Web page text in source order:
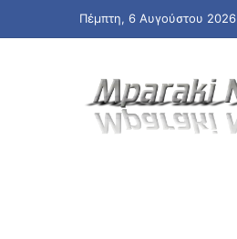
Πέμπτη, 6 Αυγούστου 2026